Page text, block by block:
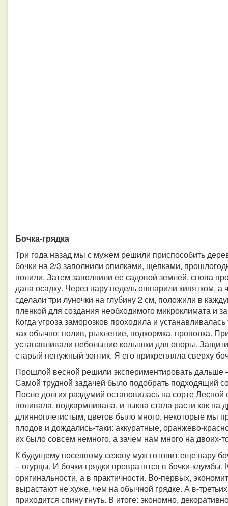
Бочка-грядка
Три года назад мы с мужем решили приспособить
бочки на 2/3 заполнили опилками, щепками,
полили. Затем заполнили ее садовой землей, снова
дала осадку. Через пару недель ошпарили кипятком, а
сделали три луночки на глубину 2 см, положили в
пленкой для создания необходимого микроклимата и
Когда угроза заморозков проходила и
как обычно: полив, рыхление, подкормка, прополка.
устанавливали небольшие колышки для опоры.
старый ненужный зонтик. Я его прикрепляла сверху
Прошлой весной решили экспериментировать дальше
Самой трудной задачей было подобрать подходящий
После долгих раздумий остановилась на сорте
поливала, подкармливала, и тыква стала расти как на
длинноплетистым, цветов было много, некоторые мы
плодов и дождались-таки: аккуратные, оранжево-
их было совсем немного, а зачем нам много на двоих-
К будущему посевному сезону муж готовит еще пару
– огурцы. И бочки-грядки превратятся в бочки-
оригинальности, а в практичности. Во-первых,
вырастают не хуже, чем на обычной грядке. А в-
приходится спину гнуть. В итоге: экономно,